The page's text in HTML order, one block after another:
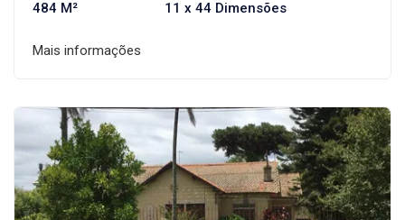
484 M² 11 x 44 Dimensões
Mais informações